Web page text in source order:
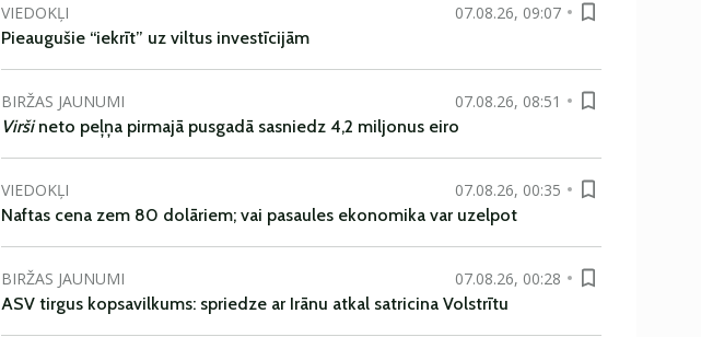
VIEDOKĻI
07.08.26, 09:07
Pieaugušie “iekrīt” uz viltus investīcijām
BIRŽAS JAUNUMI
07.08.26, 08:51
Viršineto peļņa pirmajā pusgadā sasniedz 4,2 miljonus eiro
VIEDOKĻI
07.08.26, 00:35
Naftas cena zem 80 dolāriem; vai pasaules ekonomika var uzelpot
BIRŽAS JAUNUMI
07.08.26, 00:28
ASV tirgus kopsavilkums: spriedze ar Irānu atkal satricina Volstrītu